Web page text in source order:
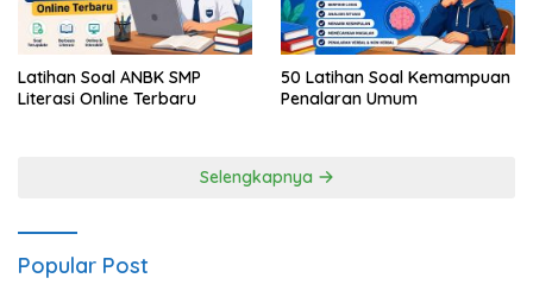
Latihan Soal ANBK SMP
Literasi Online Terbaru
50 Latihan Soal Kemampuan
Penalaran Umum
Selengkapnya
Popular Post